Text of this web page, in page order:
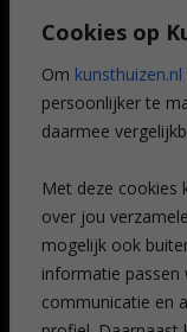
Cookies op
Om kunsthuizen.nl
persoonlijker te
daarmee
Met deze cookies
over jou
mogelijk ook
informatie passen
communicatie en
Voordelen
Veelgestelde vragen
CONTACT
Leiden
Amsterdam
Breda
Favorieten
Mijn art alert